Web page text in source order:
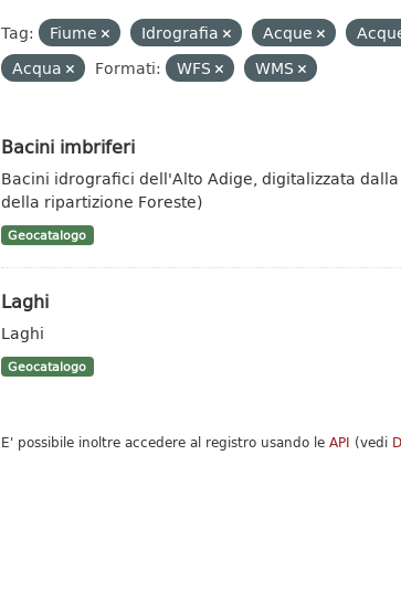
Tag: Fiume Idrografia Acque
Acqua
Formati: WFS WMS
Bacini imbriferi
Bacini idrografici dell'Alto Adige, digitalizzata
della ripartizione Foreste)
Geocatalogo
Laghi
Laghi
Geocatalogo
E' possibile inoltre accedere al registro usando le API (vedi